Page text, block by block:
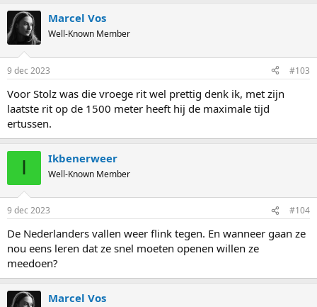
Marcel Vos
Well-Known Member
9 dec 2023 #103
Voor Stolz was die vroege rit wel prettig denk ik, met zijn
laatste rit op de 1500 meter heeft hij de maximale tijd
ertussen.
I Ikbenerweer
Well-Known Member
9 dec 2023 #104
De Nederlanders vallen weer flink tegen. En wanneer gaan ze
nou eens leren dat ze snel moeten openen willen ze
meedoen?
Marcel Vos